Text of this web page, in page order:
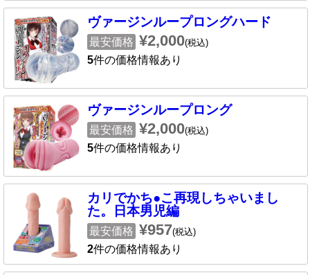
ヴァージンループロングハード
最安価格 ¥2,000(税込)
5件の価格情報あり
ヴァージンループロング
最安価格 ¥2,000(税込)
5件の価格情報あり
カリでかち●こ再現しちゃいまし
た。日本男児編
最安価格 ¥957(税込)
2件の価格情報あり